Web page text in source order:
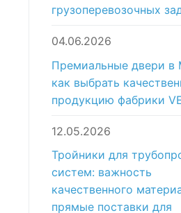
грузоперевозочных
04.06.2026
Премиальные двери в
как выбрать
продукцию фабрики
12.05.2026
Тройники для
систем: важность
качественного
прямые поставки для